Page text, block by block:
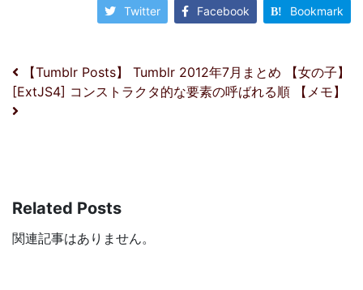
Twitter Facebook Bookmark
投稿ナビゲーション
【Tumblr Posts】 Tumblr 2012年7月まとめ 【女の子】
[ExtJS4] コンストラクタ的な要素の呼ばれる順 【メモ】
Related Posts
関連記事はありません。